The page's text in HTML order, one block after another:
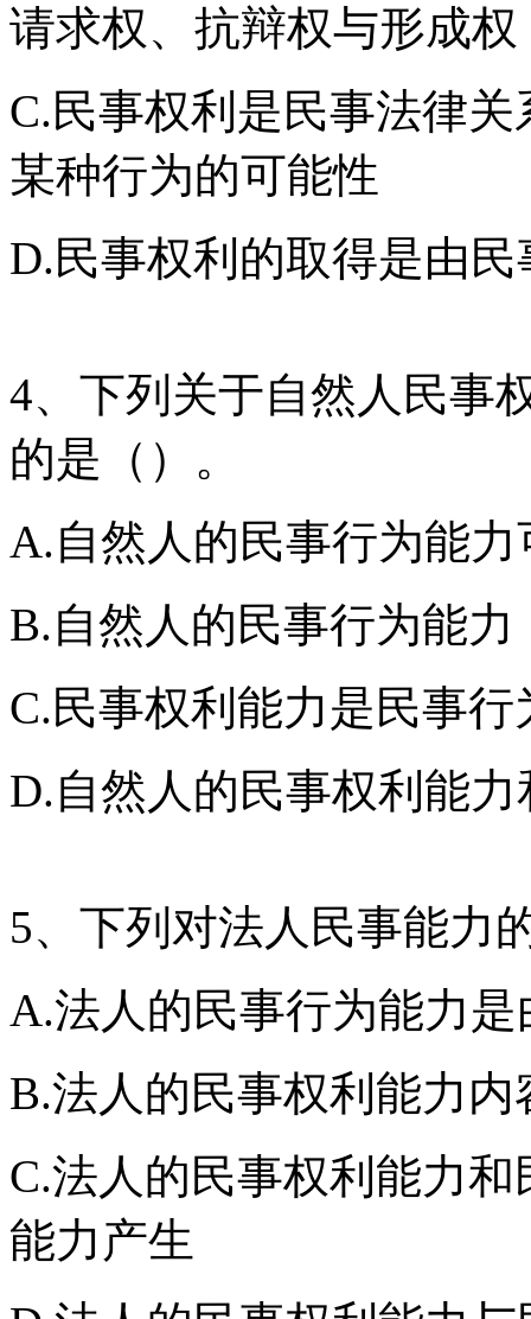
请求权、抗辩权与形成权
C.民事权利是民事法律
某种行为的可能性
D.民事权利的取得是由
4、下列关于自然人民事
的是（）。
A.自然人的民事行为能
B.自然人的民事行为能
C.民事权利能力是民事
D.自然人的民事权利能
5、下列对法人民事能力
A.法人的民事行为能力
B.法人的民事权利能力
C.法人的民事权利能力
能力产生